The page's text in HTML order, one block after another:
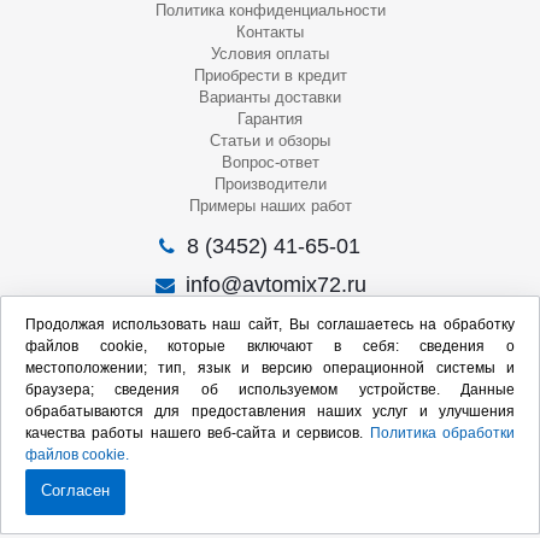
Политика конфиденциальности
Контакты
Условия оплаты
Приобрести в кредит
Варианты доставки
Гарантия
Статьи и обзоры
Вопрос-ответ
Производители
Примеры наших работ
8 (3452) 41-65-01
info@avtomix72.ru
г. Тюмень, ул. 50 лет Октября, 120
Пн-Пт
: 09:00 – 19:00
Сб: 10:00 – 17:00
Вс: Выходной
Мы в социальных сетях:
Продолжая использовать наш сайт, Вы соглашаетесь на обработку
файлов cookie, которые включают в себя: сведения о
местоположении; тип, язык и версию операционной системы и
браузера; сведения об используемом устройстве. Данные
обрабатываются для предоставления наших услуг и улучшения
качества работы нашего веб-сайта и сервисов. Политика обработки
файлов cookie.
Согласен